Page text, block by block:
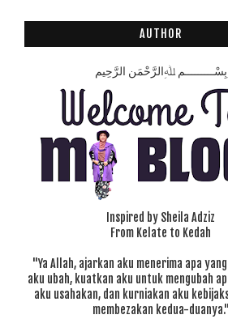
AUTHOR
بِسْـــــــــمِ ﷲِالرَّحْمَنِ الرَّحِيم
Inspired by Sheila Adziz
From Kelate to Kedah
"Ya Allah, ajarkan aku menerima apa
aku ubah, kuatkan aku untuk mengubah
aku usahakan, dan kurniakan aku
membezakan kedua-duanya."